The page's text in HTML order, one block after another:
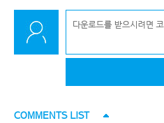
COMMENTS LIST